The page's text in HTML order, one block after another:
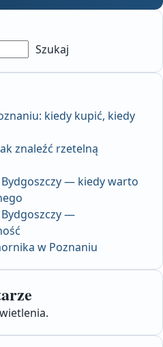
Szukaj
kiedy kupić, kiedy
znaleźć rzetelną
— kiedy warto
—
w Poznaniu